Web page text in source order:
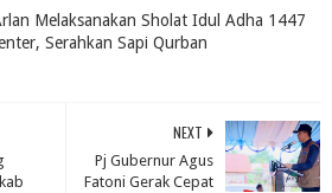
Melaksanakan Sholat Idul Adha 1447
Serahkan Sapi Qurban
NEXT
Pj Gubernur Agus
Fatoni Gerak Cepat